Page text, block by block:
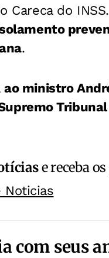
Careca do INSS.
.
ao ministro
e receba
Noticias
com seus